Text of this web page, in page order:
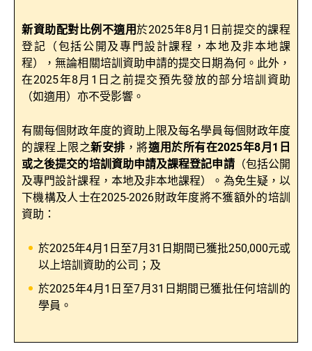
新資助配對比例不適用於2025年8月1日前提交的課程
登記（包括公開及專門設計課程，本地及非本地課
程），無論相關培訓資助申請的提交日期為何。此外，
在2025年8月1日之前提交預先發放的部分培訓資助
（如適用）亦不受影響。
有關每個財政年度的資助上限及每名學員每個財政年度
的課程上限之新安排 ，將適用於所有在2025年8月 1 日
或之後提交的培訓資助申請及課程登記申請（包括公開
及專門設計課程，本地及非本地課程）。為免生疑，以
下機構及人士在2025-2026財政年度將不獲額外的培訓
資助：
於2025年4月1日至7月31日期間已獲批250,000元或
以上培訓資助的公司；及
於2025年4月1日至7月31日期間已獲批任何培訓的
學員。